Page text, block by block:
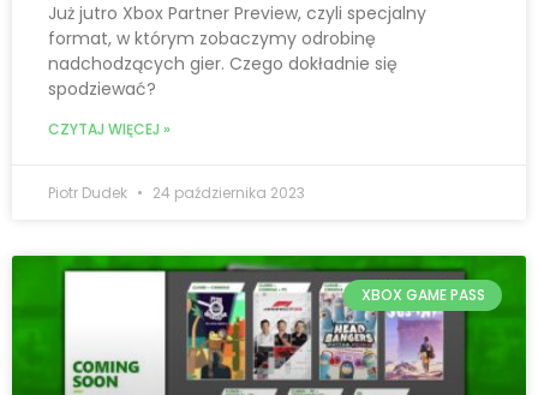
Już jutro Xbox Partner Preview, czyli specjalny
format, w którym zobaczymy odrobinę
nadchodzących gier. Czego dokładnie się
spodziewać?
CZYTAJ WIĘCEJ »
Piotr Dudek 24 października 2023
XBOX GAME PASS